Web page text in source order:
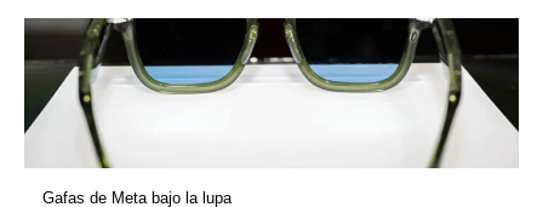
Gafas de Meta bajo la lupa